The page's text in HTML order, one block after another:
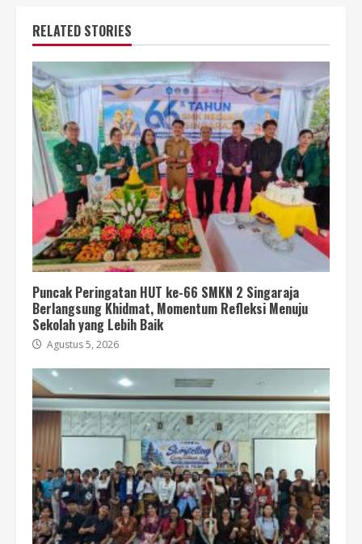
RELATED STORIES
Puncak Peringatan HUT ke-66 SMKN 2 Singaraja
Berlangsung Khidmat, Momentum Refleksi Menuju
Sekolah yang Lebih Baik
Agustus 5, 2026